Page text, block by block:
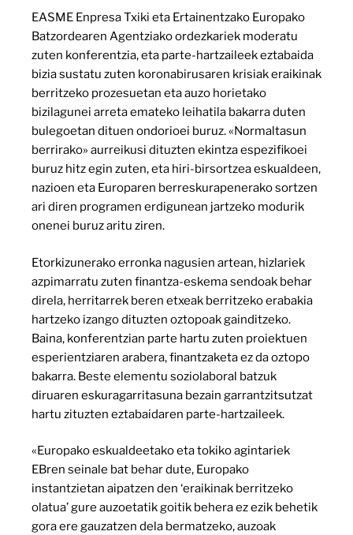
EASME Enpresa Txiki eta Ertainentzako Europako
Batzordearen Agentziako ordezkariek moderatu
zuten konferentzia, eta parte-hartzaileek eztabaida
bizia sustatu zuten koronabirusaren krisiak eraikinak
berritzeko prozesuetan eta auzo horietako
bizilagunei arreta emateko leihatila bakarra duten
bulegoetan dituen ondorioei buruz. «Normaltasun
berrirako» aurreikusi dituzten ekintza espezifikoei
buruz hitz egin zuten, eta hiri-birsortzea eskualdeen,
nazioen eta Europaren berreskurapenerako sortzen
ari diren programen erdigunean jartzeko modurik
onenei buruz aritu ziren.
Etorkizunerako erronka nagusien artean, hizlariek
azpimarratu zuten finantza-eskema sendoak behar
direla, herritarrek beren etxeak berritzeko erabakia
hartzeko izango dituzten oztopoak gainditzeko.
Baina, konferentzian parte hartu zuten proiektuen
esperientziaren arabera, finantzaketa ez da oztopo
bakarra. Beste elementu soziolaboral batzuk
diruaren eskuragarritasuna bezain garrantzitsutzat
hartu zituzten eztabaidaren parte-hartzaileek.
«Europako eskualdeetako eta tokiko agintariek
EBren seinale bat behar dute, Europako
instantzietan aipatzen den ‘eraikinak berritzeko
olatua’ gure auzoetatik goitik behera ez ezik behetik
gora ere gauzatzen dela bermatzeko, auzoak